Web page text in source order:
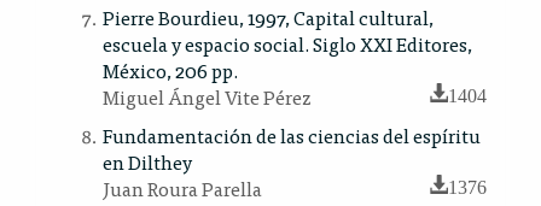
Pierre Bourdieu, 1997, Capital cultural,
escuela y espacio social. Siglo XXI Editores,
México, 206 pp.
Miguel Ángel Vite Pérez
1404
Fundamentación de las ciencias del espíritu
en Dilthey
Juan Roura Parella
1376